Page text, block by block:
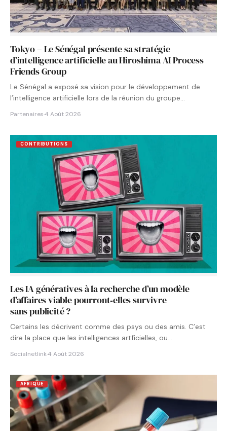
Tokyo – Le Sénégal présente sa stratégie
d’intelligence artificielle au Hiroshima AI Process
Friends Group
Le Sénégal a exposé sa vision pour le développement de
l’intelligence artificielle lors de la réunion du groupe…
Partenaires·4 Août 2026
CONTRIBUTIONS
Les IA génératives à la recherche d’un modèle
d’affaires viable pourront‑elles survivre
sans publicité ?
Certains les décrivent comme des psys ou des amis. C’est
dire la place que les intelligences artficielles, ou…
Socialnetlink·4 Août 2026
AFRIQUE